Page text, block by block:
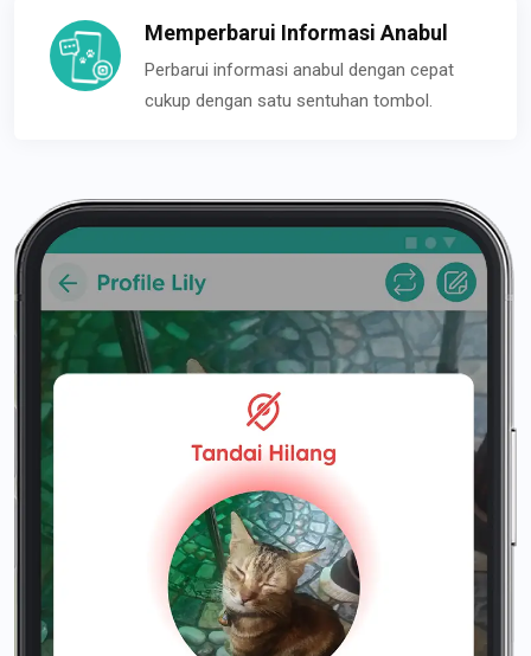
Memperbarui Informasi Anabul
Perbarui informasi anabul dengan cepat
cukup dengan satu sentuhan tombol.